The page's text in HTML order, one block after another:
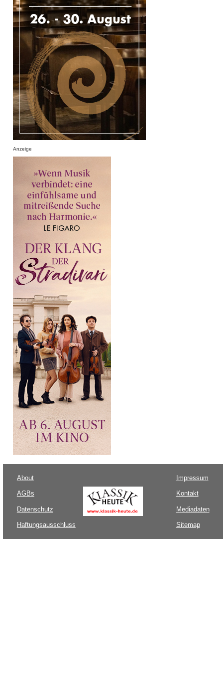
Anzeige
About
AGBs
Datenschutz
Haftungsausschluss
Impressum
Kontakt
Mediadaten
Sitemap